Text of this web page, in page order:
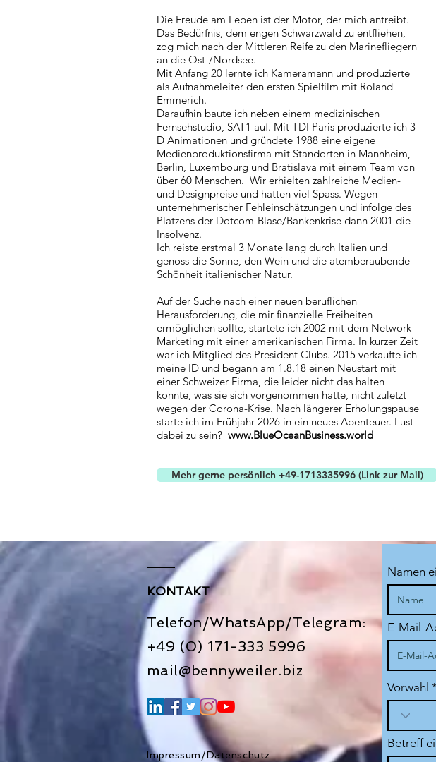
Die Freude am Leben ist der Motor, der mich antreibt.
Das Bedürfnis, dem engen Schwarzwald zu entfliehen,
zog mich nach der Mittleren Reife zu den Marinefliegern
an die Ost-/Nordsee.
Mit Anfang 20 lernte ich Kameramann und produzierte
als Aufnahmeleiter den ersten Spielfilm mit Roland
Emmerich.
Daraufhin baute ich neben einem medizinischen
Fernsehstudio, SAT1 auf. Mit TDI Paris produzierte ich 3-
D Animationen und gründete 1988 eine eigene
Medienproduktionsfirma mit Standorten in Mannheim,
Berlin, Luxembourg und Bratislava mit einem Team von
über 60 Menschen. Wir erhielten zahlreiche Medien-
und Designpreise und hatten viel Spass. Wegen
unternehmerischer Fehleinschätzungen und infolge des
Platzens der Dotcom-Blase/Bankenkrise dann 2001 die
Insolvenz.
Ich reiste erstmal 3 Monate lang durch Italien und
genoss die Sonne, den Wein und die atemberaubende
Schönheit italienischer Natur.
Auf der Suche nach einer neuen beruflichen
Herausforderung, die mir finanzielle Freiheiten
ermöglichen sollte, startete ich 2002 mit dem Network
Marketing mit einer amerikanischen Firma. In kurzer Zeit
war ich Mitglied des President Clubs. 2015 verkaufte ich
meine ID und begann am 1.8.18 einen Neustart mit
einer Schweizer Firma, die leider nicht das halten
konnte, was sie sich vorgenommen hatte, nicht zuletzt
wegen der Corona-Krise. Nach längerer Erholungspause
starte ich im Frühjahr 2026 in ein neues Abenteuer. Lust
dabei zu sein? www.BlueOceanBusiness.world
Mehr gerne persönlich +49-1713335996 (Link zur Mail)
KONTAKT
Telefon/WhatsApp/Telegram:
+49 (0) 171-333 5996​
mail@bennyweiler.biz
Impressum/Datenschutz
Namen
E-Mail-
Vorwahl
Betreff